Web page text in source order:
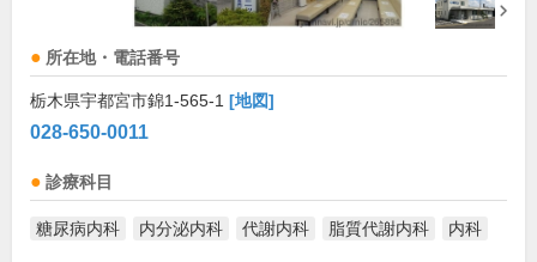
所在地・電話番号
栃木県宇都宮市錦1-565-1 [地図]
028-650-0011
診療科目
糖尿病内科 内分泌内科 代謝内科 脂質代謝内科 内科